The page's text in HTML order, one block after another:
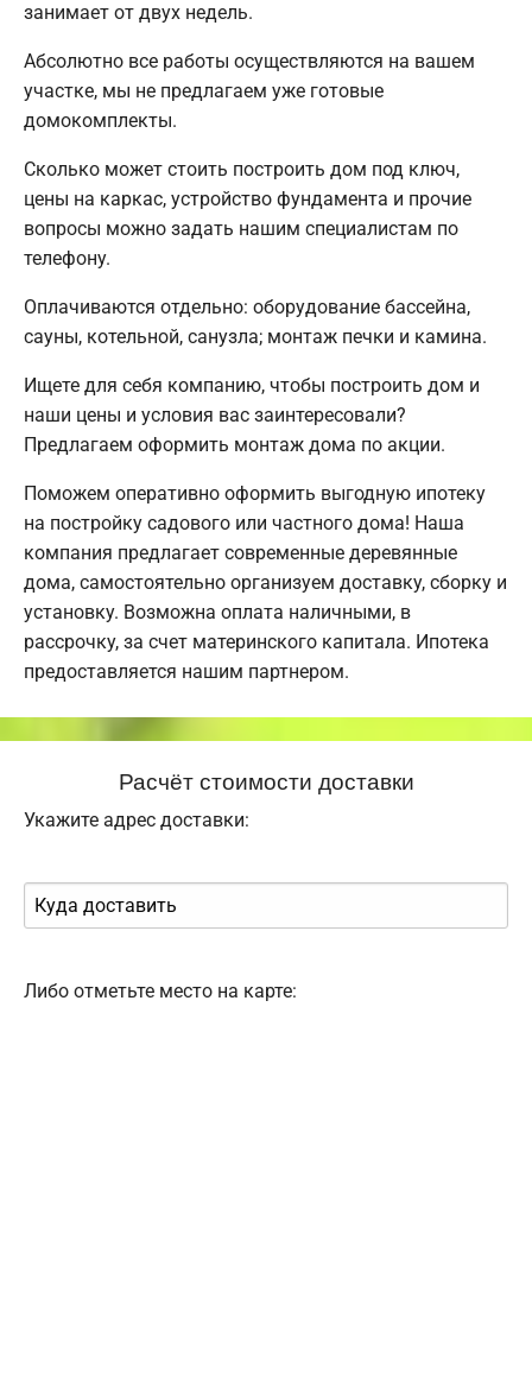
занимает от двух недель.
Абсолютно все работы осуществляются на вашем
участке, мы не предлагаем уже готовые
домокомплекты.
Сколько может стоить построить дом под ключ,
цены на каркас, устройство фундамента и прочие
вопросы можно задать нашим специалистам по
телефону.
Оплачиваются отдельно: оборудование бассейна,
сауны, котельной, санузла; монтаж печки и камина.
Ищете для себя компанию, чтобы построить дом и
наши цены и условия вас заинтересовали?
Предлагаем оформить монтаж дома по акции.
Поможем оперативно оформить выгодную ипотеку
на постройку садового или частного дома! Наша
компания предлагает современные деревянные
дома, самостоятельно организуем доставку, сборку и
установку. Возможна оплата наличными, в
рассрочку, за счет материнского капитала. Ипотека
предоставляется нашим партнером.
Расчёт стоимости доставки
Укажите адрес доставки:
Либо отметьте место на карте: